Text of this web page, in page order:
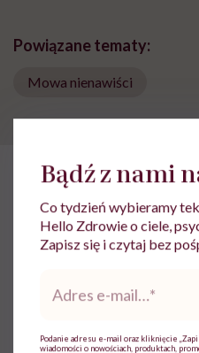
Powiązane tematy:
Mowa nienawiści
Jenna Ortega:
o
ludzi
Bądź z nami
Co tydzień wybieramy
Hello Zdrowie o ciele,
Zapisz się i czytaj bez
*
Podanie adresu e-mail oraz kliknięcie
wiadomości o nowościach, produktach,